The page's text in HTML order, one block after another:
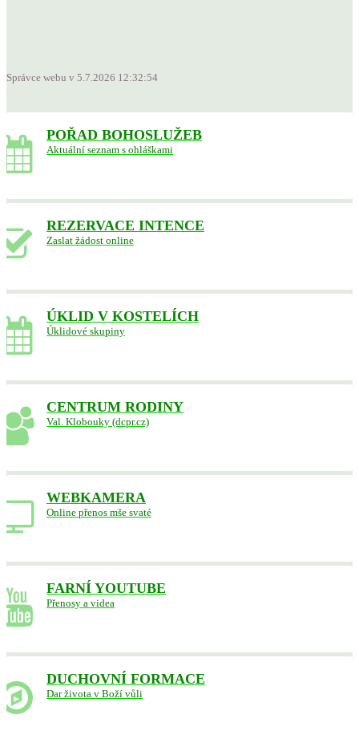
Správce webu v 5.7.2026 12:32:54
POŘAD BOHOSLUŽEB
Aktuální seznam s ohláškami
REZERVACE INTENCE
Zaslat žádost online
ÚKLID V KOSTELÍCH
Úklidové skupiny
CENTRUM RODINY
Val. Klobouky (dcpr.cz)
WEBKAMERA
Online přenos mše svaté
FARNÍ YOUTUBE
Přenosy a videa
DUCHOVNÍ FORMACE
Dar života v Boží vůli